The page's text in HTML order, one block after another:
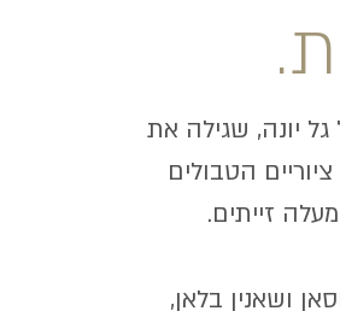
גל יונה, שגילה את
הטבולים
זייתים.
ושאנין בלאן,